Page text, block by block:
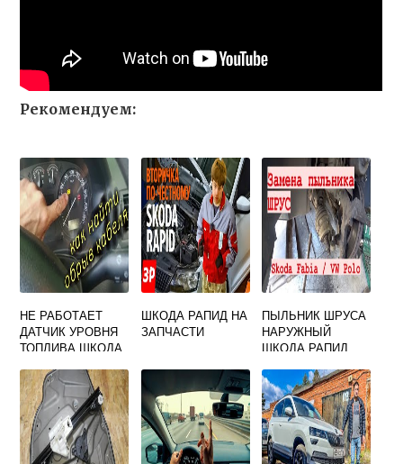
Рекомендуем:
НЕ РАБОТАЕТ
ДАТЧИК УРОВНЯ
ТОПЛИВА ШКОДА
ШКОДА РАПИД НА
ЗАПЧАСТИ
ПЫЛЬНИК ШРУСА
НАРУЖНЫЙ
ШКОДА РАПИД